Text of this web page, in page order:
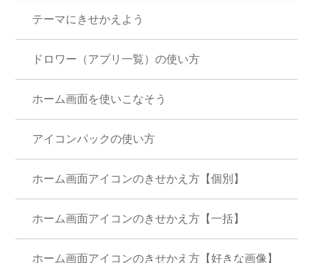
テーマにきせかえよう
ドロワー（アプリ一覧）の使い方
ホーム画面を使いこなそう
アイコンパックの使い方
ホーム画面アイコンのきせかえ方【個別】
ホーム画面アイコンのきせかえ方【一括】
ホーム画面アイコンのきせかえ方【好きな画像】